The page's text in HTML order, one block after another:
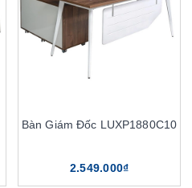
Bàn Giám Đốc LUXP1880C10
2.549.000₫